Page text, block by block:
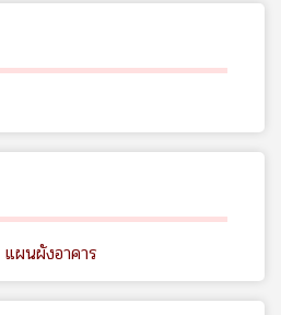
แผนผังอาคาร